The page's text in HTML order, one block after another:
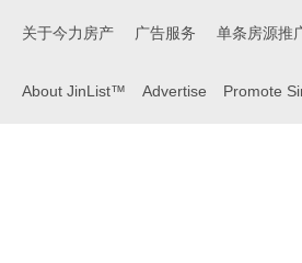
关于今力房产 广告服务 单条房源推
About JinList™ Advertise Promote